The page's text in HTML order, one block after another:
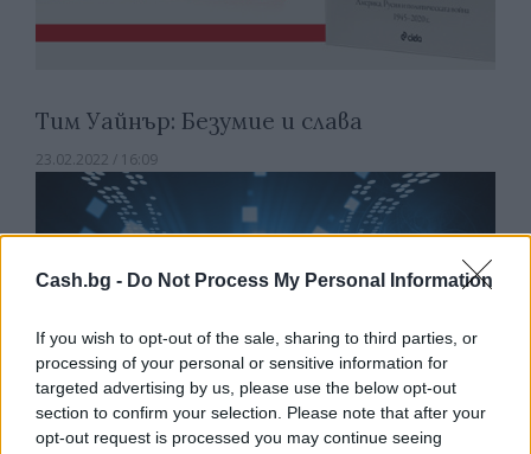
Cash.bg - Do Not Process My Personal Information
If you wish to opt-out of the sale, sharing to third parties, or
processing of your personal or sensitive information for
targeted advertising by us, please use the below opt-out
section to confirm your selection. Please note that after your
opt-out request is processed you may continue seeing
Тим Уайнър: Безумие и слава
23.02.2022 / 16:09